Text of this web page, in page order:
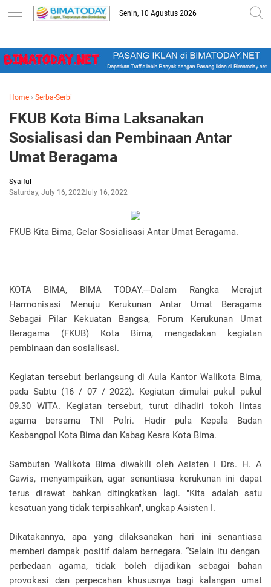
-->
Senin, 10 Agustus 2026
Home › Serba-Serbi
FKUB Kota Bima Laksanakan
Sosialisasi dan Pembinaan Antar
Umat Beragama
Syaiful
Saturday, July 16, 2022July 16, 2022
FKUB Kita Bima, Gelar Sosialisasi Antar Umat Beragama.
KOTA BIMA, BIMA TODAY.---Dalam Rangka Merajut
Harmonisasi Menuju Kerukunan Antar Umat Beragama
Sebagai Pilar Kekuatan Bangsa, Forum Kerukunan Umat
Beragama (FKUB) Kota Bima, mengadakan kegiatan
pembinaan dan sosialisasi.
Kegiatan tersebut berlangsung di Aula Kantor Walikota Bima,
pada Sabtu (16 / 07 / 2022). Kegiatan dimulai pukul pukul
09.30 WITA. Kegiatan tersebut, turut dihadiri tokoh lintas
agama bersama TNI Polri. Hadir pula Kepala Badan
Kesbangpol Kota Bima dan Kabag Kesra Kota Bima.
Sambutan Walikota Bima diwakili oleh Asisten I Drs. H. A
Gawis, menyampaikan, agar senantiasa kerukunan ini dapat
terus dirawat bahkan ditingkatkan lagi. "Kita adalah satu
kesatuan yang tidak terpisahkan", ungkap Asisten I.
Dikatakannya, apa yang dilaksanakan hari ini senantiasa
memberi dampak positif dalam bernegara. “Selain itu dengan
perbedaan agama, tidak boleh dijadikan sebagai bahan
provokasi dan perpecahan khususnya bagi kalangan umat